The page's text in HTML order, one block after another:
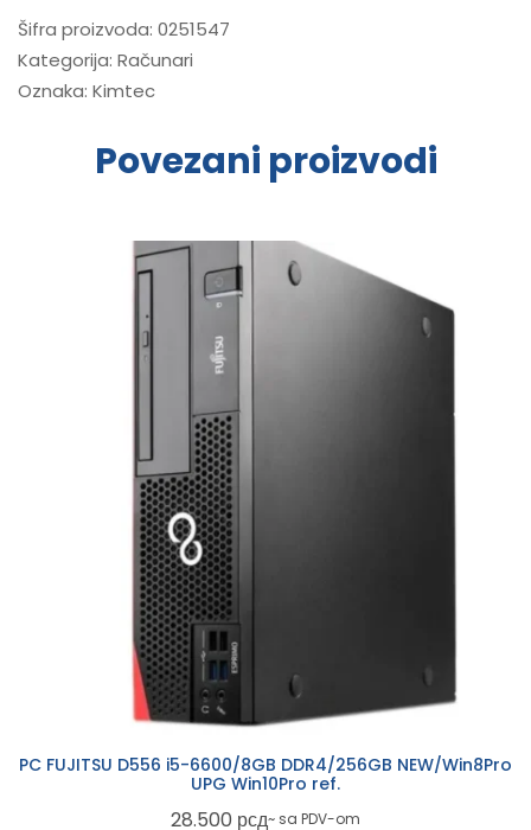
Šifra proizvoda: 0251547
Kategorija: Računari
Oznaka: Kimtec
Povezani proizvodi
PC FUJITSU D556 i5-6600/8GB DDR4/256GB NEW/Win8Pro
UPG Win10Pro ref.
28.500 рсд~ sa PDV-om